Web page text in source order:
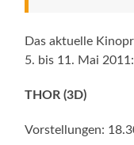
Das aktuelle
5. bis 11. Mai 2011:
THOR (3D)
Vorstellungen: